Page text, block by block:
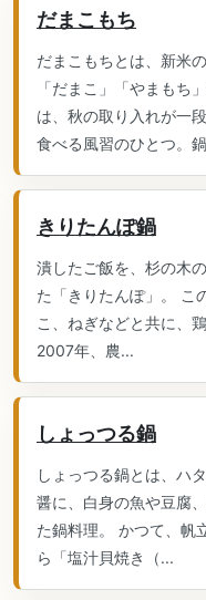
だまこもち
だまこもちとは、新米
「だまこ」「やまもち
は、秋の取り入れが一
食べる風習のひとつ。
きりたんぽ鍋
潰したご飯を、杉の木
た「きりたんぽ」。 こ
こ、ねぎなどと共に、
2007年、農...
しょっつる鍋
しょっつる鍋とは、ハ
醤に、白身の魚や豆腐
た鍋料理。 かつて、帆
ら「塩汁貝焼き（...